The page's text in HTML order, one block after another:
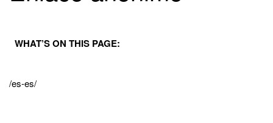
WHAT’S ON THIS PAGE:
/es-es/